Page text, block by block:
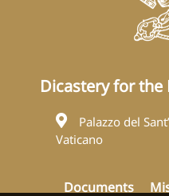
Dicastery for
Palazzo del
Vaticano
Documents